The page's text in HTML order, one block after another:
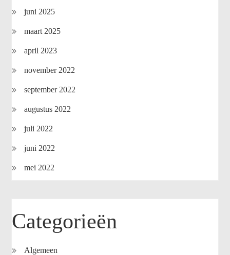
juni 2025
maart 2025
april 2023
november 2022
september 2022
augustus 2022
juli 2022
juni 2022
mei 2022
Categorieën
Algemeen